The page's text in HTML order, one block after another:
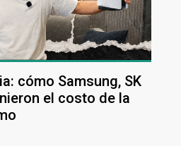
cómo Samsung, SK
el costo de la